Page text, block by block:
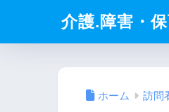
介護.障害・
ホーム 訪問